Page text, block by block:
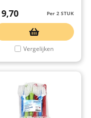
Per 2 STUK
9,70
Vergelijken